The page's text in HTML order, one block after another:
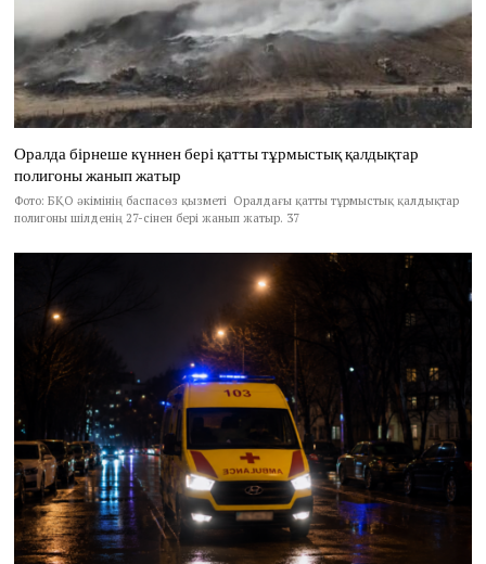
Оралда бірнеше күннен бері қатты тұрмыстық қалдықтар
полигоны жанып жатыр
Фото: БҚО әкімінің баспасөз қызметі Оралдағы қатты тұрмыстық қалдықтар
полигоны шілденің 27-сінен бері жанып жатыр. 37